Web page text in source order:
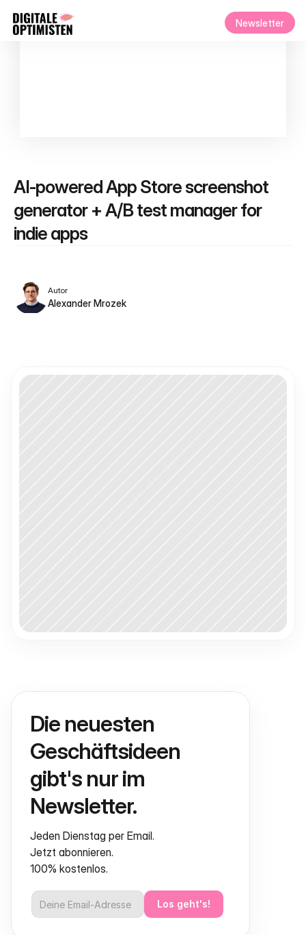
Newsletter
AI-powered App Store screenshot
generator + A/B test manager for
indie apps
Autor
Alexander Mrozek
Die neuesten
Geschäftsideen
gibt's nur im
Newsletter.
Jeden Dienstag per Email.
Jetzt abonnieren.
100% kostenlos.
Los geht's!